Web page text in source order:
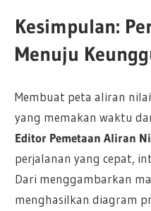
Kesimpulan:
Menuju
Membuat peta aliran
yang memakan waktu
Editor Pemetaan Aliran
perjalanan yang cepat,
Dari menggambarkan
menghasilkan diagram